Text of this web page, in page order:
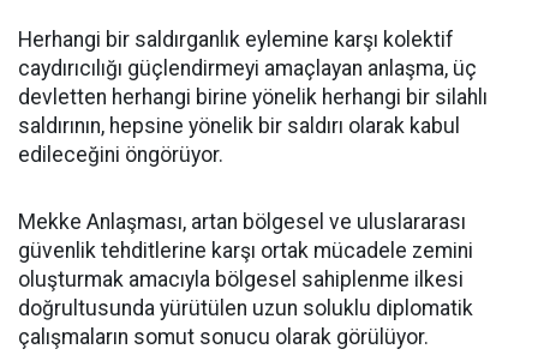
Herhangi bir saldırganlık eylemine karşı kolektif
caydırıcılığı güçlendirmeyi amaçlayan anlaşma, üç
devletten herhangi birine yönelik herhangi bir silahlı
saldırının, hepsine yönelik bir saldırı olarak kabul
edileceğini öngörüyor.
Mekke Anlaşması, artan bölgesel ve uluslararası
güvenlik tehditlerine karşı ortak mücadele zemini
oluşturmak amacıyla bölgesel sahiplenme ilkesi
doğrultusunda yürütülen uzun soluklu diplomatik
çalışmaların somut sonucu olarak görülüyor.